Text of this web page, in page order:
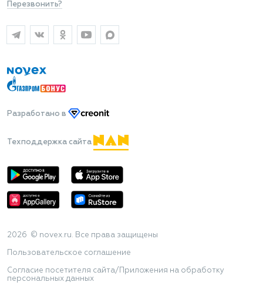
Перезвонить?
Разработано в
Техподдержка сайта
2026 © novex.ru. Все права защищены
Пользовательское соглашение
Согласие посетителя сайта/Приложения на обработку
персональных данных